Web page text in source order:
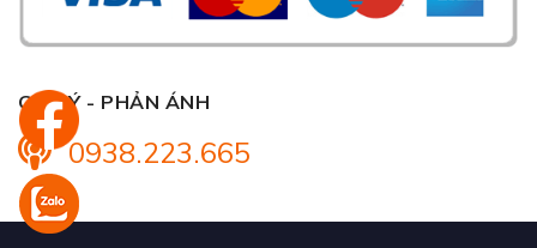
GÓP Ý - PHẢN ÁNH
0938.223.665